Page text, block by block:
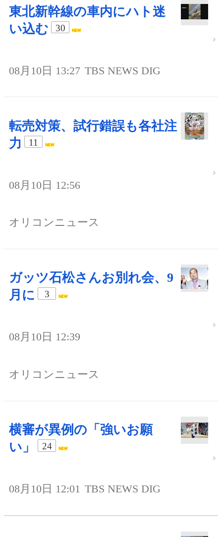
東北新幹線の車内にハト迷
い込む
30
08月10日 13:27 TBS NEWS DIG
転売対策、試行錯誤も各社注
力
11
08月10日 12:56
オリコンニュース
ガッツ石松さんお別れ会、9
月に
3
08月10日 12:39
オリコンニュース
横審が異例の「強いお願
い」
24
08月10日 12:01 TBS NEWS DIG